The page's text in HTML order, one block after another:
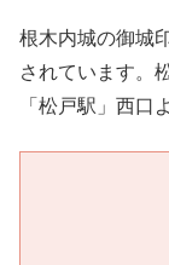
根木内城の御城
されています。
「松戸駅」西口